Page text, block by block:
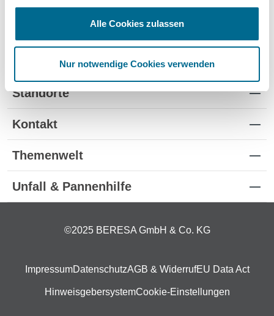
Alle Cookies zulassen
Nur notwendige Cookies verwenden
Standorte
Kontakt
Themenwelt
Unfall & Pannenhilfe
©2025 BERESA GmbH & Co. KG
ImpressumDatenschutzAGB & WiderrufEU Data Act
HinweisgebersystemCookie-Einstellungen